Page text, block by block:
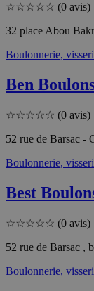
☆☆☆☆☆ (0 avis)
32 place Abou
Boulonnerie,
Ben
☆☆☆☆☆ (0 avis)
52 rue de Barsac -
Boulonnerie,
Best
☆☆☆☆☆ (0 avis)
52 rue de Barsac ,
Boulonnerie,